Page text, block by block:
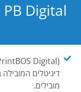
מובילים.